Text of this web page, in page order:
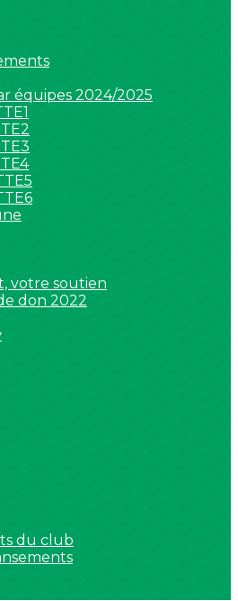
équipes 2024/2025
votre soutien
don 2022
du club